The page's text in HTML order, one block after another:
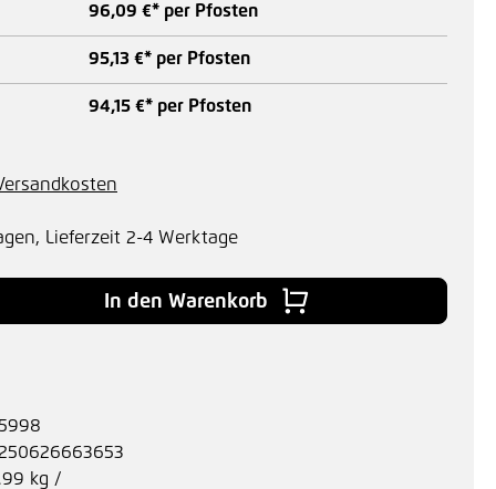
96,09 €* per Pfosten
95,13 €* per Pfosten
94,15 €* per Pfosten
Lieferzeit 2-4 Werktage
Gib den gewünschten Wert ein oder
In den Warenkorb
kg /